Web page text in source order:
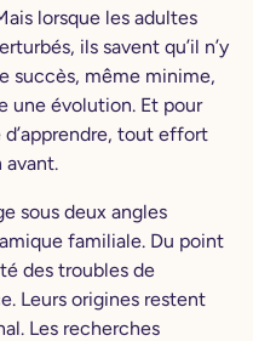
lorsque les adultes
ils savent qu’il n’y
succès, même minime,
une évolution. Et pour
tout effort
avant.
sous deux angles
familiale. Du point
des troubles de
Leurs origines restent
Les recherches